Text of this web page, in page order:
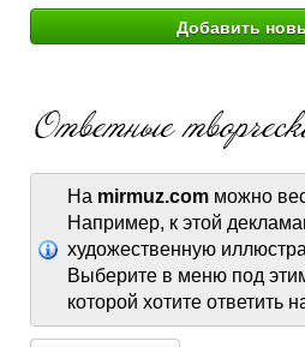
На mirmuz.com можно
Например, к этой
художественную
Выберите в меню под
которой хотите ответить